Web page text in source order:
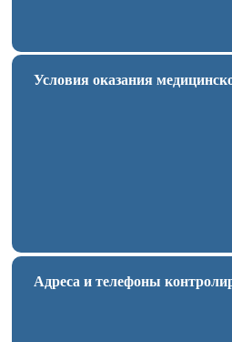
Условия оказания
Адреса и телефоны